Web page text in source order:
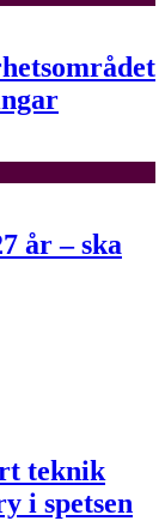
år – ska
teknik
i spetsen